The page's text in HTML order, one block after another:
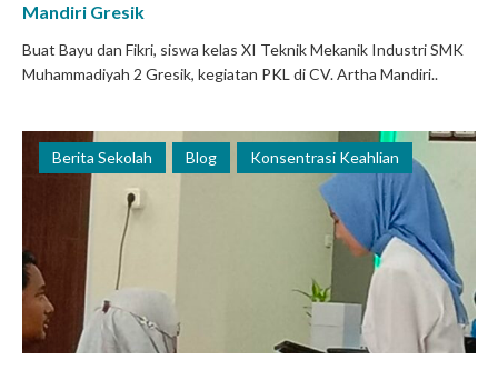
Mandiri Gresik
Buat Bayu dan Fikri, siswa kelas XI Teknik Mekanik Industri SMK
Muhammadiyah 2 Gresik, kegiatan PKL di CV. Artha Mandiri..
Berita Sekolah Blog Konsentrasi Keahlian